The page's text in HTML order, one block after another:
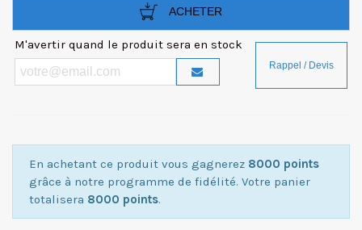
ACHETER
M'avertir quand le produit sera en stock
En achetant ce produit vous gagnerez 8000 points
grâce à notre programme de fidélité. Votre panier
totalisera 8000 points.